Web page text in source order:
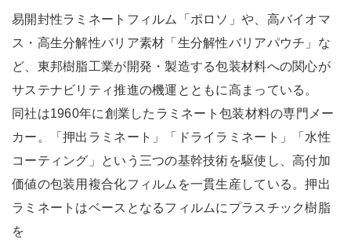
易開封性ラミネートフィルム「ポロソ」や、高バイオマ
ス・高生分解性バリア素材「生分解性バリアパウチ」な
ど、東邦樹脂工業が開発・製造する包装材料への関心が
サステナビリティ推進の機運とともに高まっている。
同社は1960年に創業したラミネート包装材料の専門メー
カー。「押出ラミネート」「ドライラミネート」「水性
コーティング」という三つの基幹技術を駆使し、高付加
価値の包装用複合化フィルムを一貫生産している。押出
ラミネートはベースとなるフィルムにプラスチック樹脂
を